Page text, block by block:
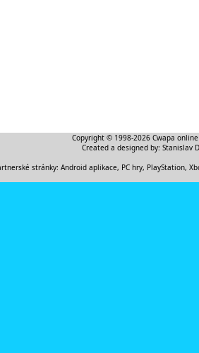
Copyright © 1998-2026 Cwapa
Created a designed by: Stanislav
stránky: Android aplikace, PC hry, PlayStation,